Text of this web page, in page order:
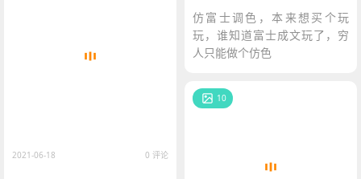
仿富士调色，本来想买个玩
玩，谁知道富士成文玩了，穷
人只能做个仿色
2021-06-18 0 评论
10